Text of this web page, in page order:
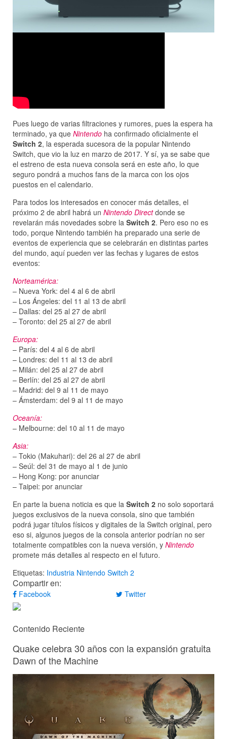
Pues luego de varias filtraciones y rumores, pues la espera ha
terminado, ya que Nintendo ha confirmado oficialmente el
Switch 2, la esperada sucesora de la popular Nintendo
Switch, que vio la luz en marzo de 2017. Y sí, ya se sabe que
el estreno de esta nueva consola será en este año, lo que
seguro pondrá a muchos fans de la marca con los ojos
puestos en el calendario.
Para todos los interesados en conocer más detalles, el
próximo 2 de abril habrá un Nintendo Directdonde se
revelarán más novedades sobre la Switch 2. Pero eso no es
todo, porque Nintendo también ha preparado una serie de
eventos de experiencia que se celebrarán en distintas partes
del mundo, aquí pueden ver las fechas y lugares de estos
eventos:
Norteamérica:
– Nueva York: del 4 al 6 de abril
– Los Ángeles: del 11 al 13 de abril
– Dallas: del 25 al 27 de abril
– Toronto: del 25 al 27 de abril
Europa:
– París: del 4 al 6 de abril
– Londres: del 11 al 13 de abril
– Milán: del 25 al 27 de abril
– Berlín: del 25 al 27 de abril
– Madrid: del 9 al 11 de mayo
– Ámsterdam: del 9 al 11 de mayo
Oceanía:
– Melbourne: del 10 al 11 de mayo
Asia:
– Tokio (Makuhari): del 26 al 27 de abril
– Seúl: del 31 de mayo al 1 de junio
– Hong Kong: por anunciar
– Taipei: por anunciar
En parte la buena noticia es que la Switch 2 no solo soportará
juegos exclusivos de la nueva consola, sino que también
podrá jugar títulos físicos y digitales de la Switch original, pero
eso si, algunos juegos de la consola anterior podrían no ser
totalmente compatibles con la nueva versión, y Nintendo
promete más detalles al respecto en el futuro.
Etiquetas: Industria Nintendo Switch 2
Compartir en:
Facebook Twitter
Contenido Reciente
Quake celebra 30 años con la expansión gratuita
Dawn of the Machine